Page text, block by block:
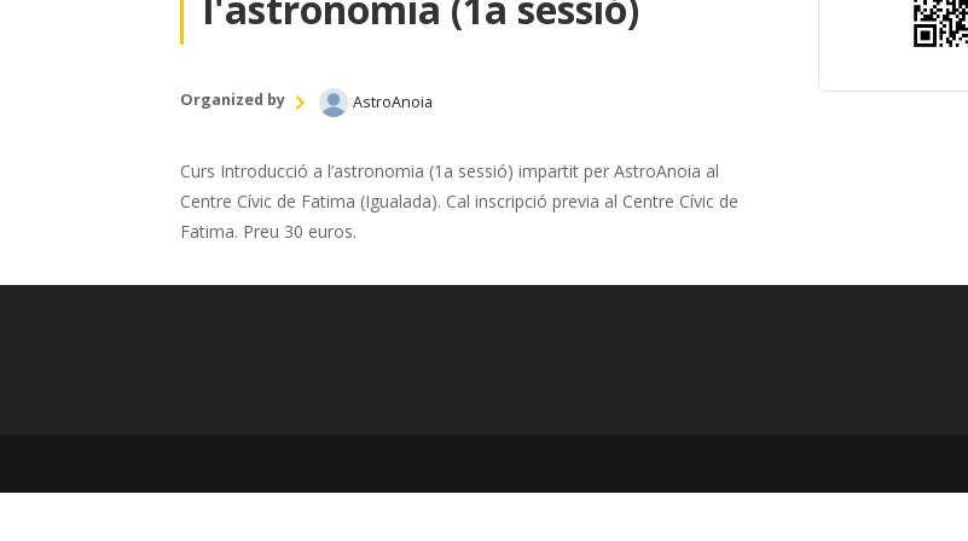
Organized by AstroAnoia
Curs Introducció a l’astronomia (1a sessió) impartit per AstroAnoia al
Centre Cívic de Fatima (Igualada). Cal inscripció previa al Centre Cívic de
Fatima. Preu 30 euros.